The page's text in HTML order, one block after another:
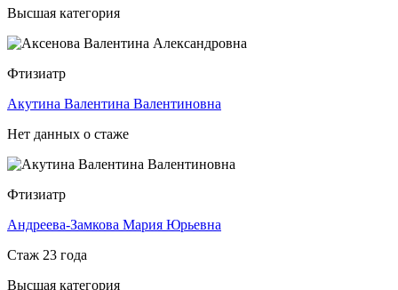
Высшая категория
Фтизиатр
Акутина Валентина Валентиновна
Нет данных о стаже
Фтизиатр
Андреева-Замкова Мария Юрьевна
Стаж 23 года
Высшая категория